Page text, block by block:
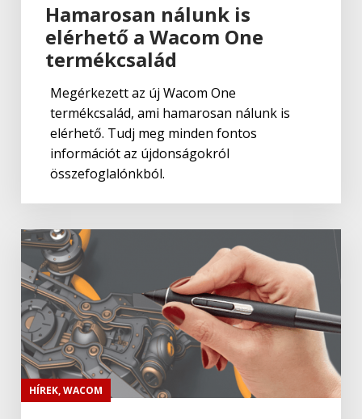
Hamarosan nálunk is
elérhető a Wacom One
termékcsalád
Megérkezett az új Wacom One
termékcsalád, ami hamarosan nálunk is
elérhető. Tudj meg minden fontos
információt az újdonságokról
összefoglalónkból.
HÍREK,WACOM